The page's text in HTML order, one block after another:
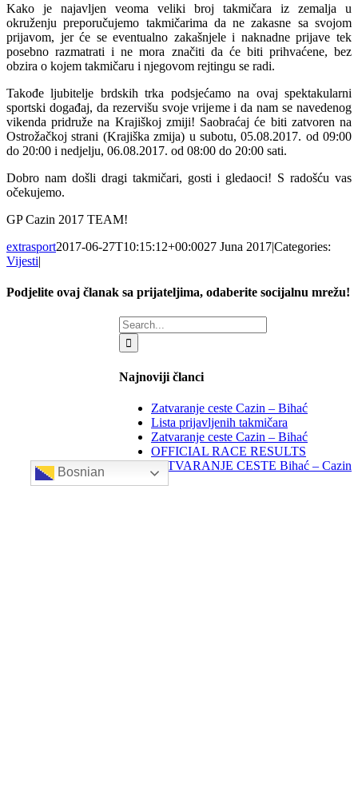
Kako je najavljen veoma veliki broj takmičara iz zemalja u
okruženju preporučujemo takmičarima da ne zakasne sa svojom
prijavom, jer će se eventualno zakašnjele i naknadne prijave tek
posebno razmatrati i ne mora značiti da će biti prihvaćene, bez
obzira o kojem takmičaru i njegovom rejtingu se radi.
Takođe ljubitelje brdskih trka podsjećamo na ovaj spektakularni
sportski događaj, da rezervišu svoje vrijeme i da nam se navedenog
vikenda pridruže na Krajiškoj zmiji! Saobraćaj će biti zatvoren na
Ostrožačkoj strani (Krajiška zmija) u subotu, 05.08.2017. od 09:00
do 20:00 i nedjelju, 06.08.2017. od 08:00 do 20:00 sati.
Dobro nam došli dragi takmičari, gosti i gledaoci! S radošću vas
očekujemo.
GP Cazin 2017 TEAM!
extrasport2017-06-27T10:15:12+00:0027 Juna 2017|Categories:
Vijesti|
Podjelite ovaj članak sa prijateljima, odaberite socijalnu mrežu!
Search
for:
Najnoviji članci
Zatvaranje ceste Cazin – Bihać
Lista prijavljenih takmičara
Zatvaranje ceste Cazin – Bihać
OFFICIAL RACE RESULTS
ZATVARANJE CESTE Bihać – Cazin
Bosnian